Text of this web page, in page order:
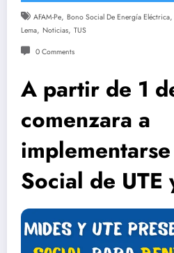
AFAM-Pe, Bono Social De Energía Eléctrica,
Lema, Noticias, TUS
0 Comments
A partir de 1
comenzara a
Social de UTE